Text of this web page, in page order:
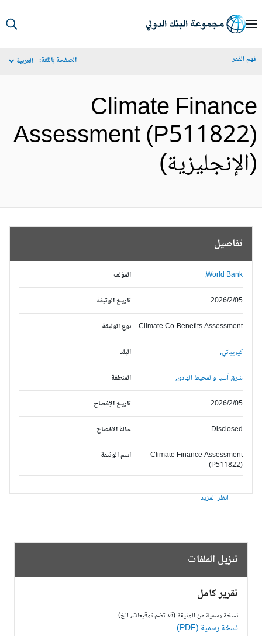
الفقر الصفحة باللغة: العربية
Climate
Assessment
تفاصيل
المؤلف World Bank;
تاريخ الوثيقة 2026/2/05
نوع الوثيقة Climate Co-Benefits Assessment
البلد كيريباتي,
المنطقة شرق آسيا والمحيط الهادئ,
تاريخ الإفصاح 2026/2/05
حالة الافصاح Disclosed
اسم الوثيقة
Climate Finance Assessment
(P511822)
انظر المزيد
تنزيل الملفات
تقرير كامل
نسخة رسمية من الوثيقة (قد تضم توقيعات، الخ)
نسخة رسمية (PDF)